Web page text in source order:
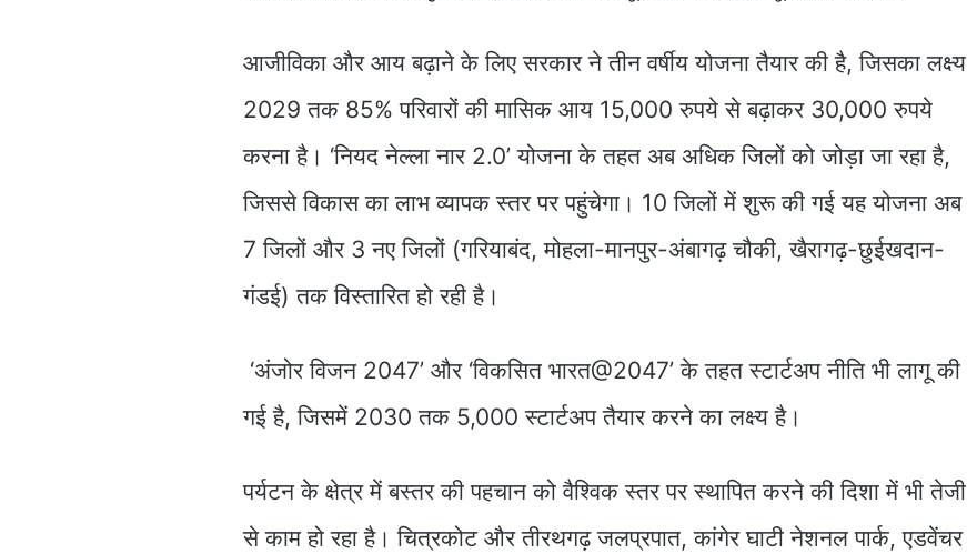
आजीविका और आय बढ़ाने के लिए सरकार ने तीन वर्षीय योजना तैयार की है, जिसका लक्ष्य
2029 तक 85% परिवारों की मासिक आय 15,000 रुपये से बढ़ाकर 30,000 रुपये
करना है। ‘नियद नेल्ला नार 2.0’ योजना के तहत अब अधिक जिलों को जोड़ा जा रहा है,
जिससे विकास का लाभ व्यापक स्तर पर पहुंचेगा। 10 जिलों में शुरू की गई यह योजना अब
7 जिलों और 3 नए जिलों (गरियाबंद, मोहला-मानपुर-अंबागढ़ चौकी, खैरागढ़-छुईखदान-
गंडई) तक विस्तारित हो रही है।
‘अंजोर विजन 2047’ और ‘विकसित भारत@2047’ के तहत स्टार्टअप नीति भी लागू की
गई है, जिसमें 2030 तक 5,000 स्टार्टअप तैयार करने का लक्ष्य है।
पर्यटन के क्षेत्र में बस्तर की पहचान को वैश्विक स्तर पर स्थापित करने की दिशा में भी तेजी
से काम हो रहा है। चित्रकोट और तीरथगढ़ जलप्रपात, कांगेर घाटी नेशनल पार्क, एडवेंचर